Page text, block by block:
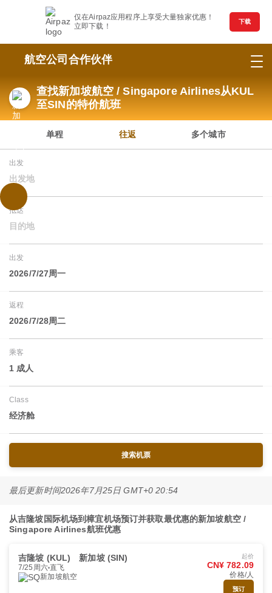
仅在Airpaz应用程序上享受大量独家优惠！
立即下载！
下载
航空公司合作伙伴
查找新加坡航空 / Singapore Airlines从KUL
至SIN的特价航班
单程 往返 多个城市
出发
出发地
抵达
目的地
出发
2026/7/27周一
返程
2026/7/28周二
乘客
1 成人
Class
经济舱
搜索机票
最后更新时间2026年7月25日 GMT+0 20:54
从吉隆坡国际机场到樟宜机场预订并获取最优惠的新加坡航空 /
Singapore Airlines航班优惠
吉隆坡 (KUL) 新加坡 (SIN)
7/25周六 直飞
新加坡航空
起价
CN¥ 782.09
价格/人
预订